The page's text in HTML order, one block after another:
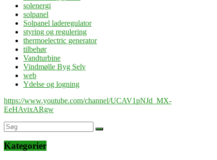
solenergi
solpanel
Solpanel laderegulator
styring og regulering
thermoelectric generator
tilbehør
Vandturbine
Vindmølle Byg Selv
web
Ydelse og logning
https://www.youtube.com/channel/UCAV1pNJd_MX-
EeHAvixARgw
Kategorier